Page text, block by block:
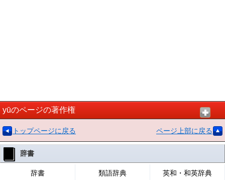
yūのページの著作権
トップページに戻る ページ上部に戻る
辞書
辞書 類語辞典 英和・和英辞典